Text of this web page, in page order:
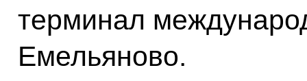
терминал
Емельяново.